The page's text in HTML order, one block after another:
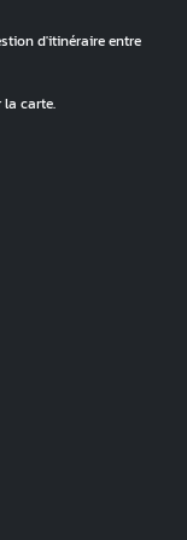
d'itinéraire entre
carte.